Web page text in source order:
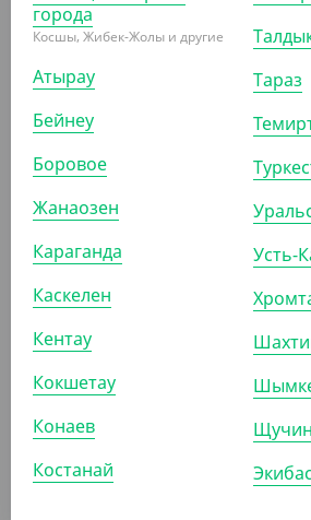
11 350
Контейнер алюминиевый С2514,
мм, Lamina
УП (125) КОР (500)
АРТ. 2906201
города
Косшы, Жибек-Жолы и другие
Атырау
Бейнеу
Боровое
Жанаозен
Караганда
Каскелен
Кентау
Кокшетау
Конаев
Костанай
Тараз
Усть-